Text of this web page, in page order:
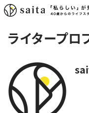
ライタープロ